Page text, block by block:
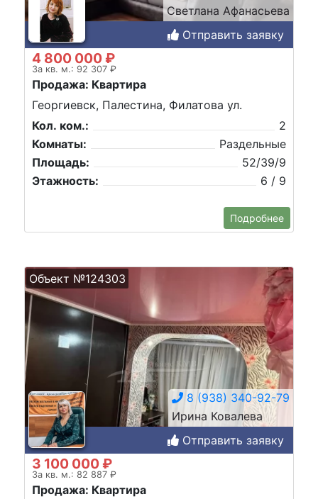
Светлана Афанасьева
Отправить заявку
4 800 000 ₽
За кв. м.: 92 307 ₽
Продажа: Квартира
Георгиевск, Палестина, Филатова ул.
Кол. ком.:
2
Комнаты:
Раздельные
Площадь:
52/39/9
Этажность:
6 / 9
Подробнее
Объект №124303
8 (938) 340-92-79
Ирина Ковалева
Отправить заявку
3 100 000 ₽
За кв. м.: 82 887 ₽
Продажа: Квартира